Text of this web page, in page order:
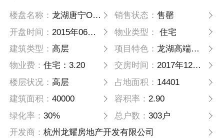
楼盘名称：龙湖唐宁ONE 销售状态： 售罄
开盘时间： 2015年06月19日 物业类型：
住宅
建筑类型：高层 项目特色： 龙湖高端系住宅 杭州城西首秀
物业费：住宅：3.20 交房时间： 2017年12月30日
楼层状况：高层 占地面积： 14401
建筑面积：40000 容积率： 2.90
绿化率：30% 总户数： 303户
开发商：杭州龙耀房地产开发有限公司